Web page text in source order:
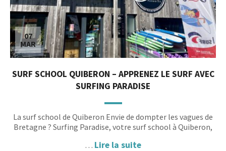
07
MAR
SURF SCHOOL QUIBERON – APPRENEZ LE SURF AVEC
SURFING PARADISE
La surf school de Quiberon Envie de dompter les vagues de
Bretagne ? Surfing Paradise, votre surf school à Quiberon,
… Lire la suite